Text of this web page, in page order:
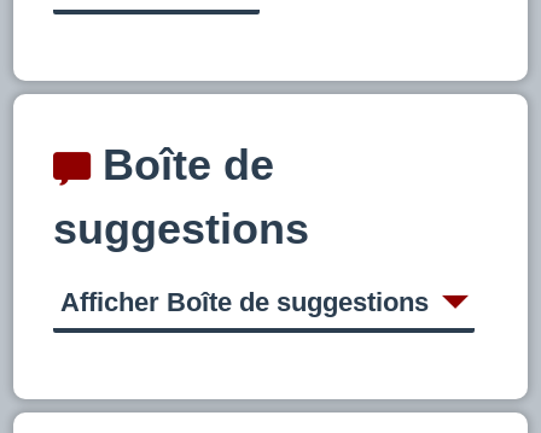
Boîte de
suggestions
Afficher Boîte de suggestions